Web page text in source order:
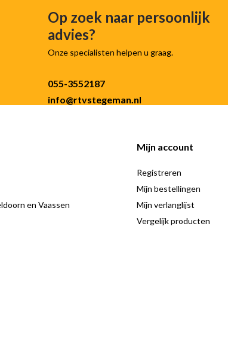
Op zoek naar persoonlijk
advies?
Onze specialisten helpen u graag.
055-3552187
info@rtvstegeman.nl
en Vaassen
Mijn account
Registreren
Mijn bestellingen
Mijn verlanglijst
Vergelijk producten